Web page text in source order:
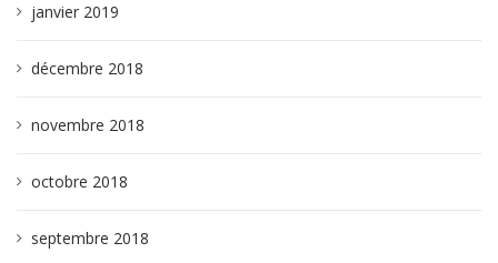
janvier 2019
décembre 2018
novembre 2018
octobre 2018
septembre 2018